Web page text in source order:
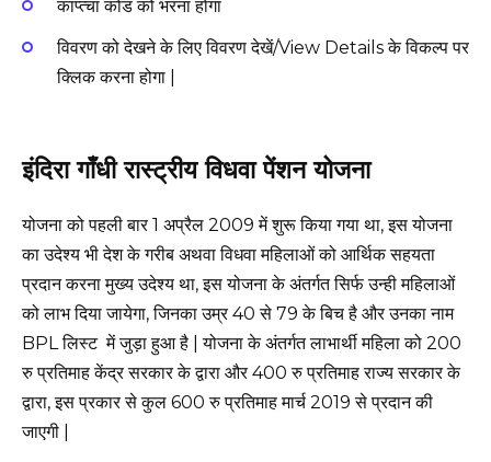
काप्त्चा कोड को भरना होगा
विवरण को देखने के लिए विवरण देखें/View Details के विकल्प पर
क्लिक करना होगा |
इंदिरा गाँधी रास्ट्रीय विधवा पेंशन योजना
योजना को पहली बार 1 अप्रैल 2009 में शुरू किया गया था, इस योजना
का उदेश्य भी देश के गरीब अथवा विधवा महिलाओं को आर्थिक सहयता
प्रदान करना मुख्य उदेश्य था, इस योजना के अंतर्गत सिर्फ उन्ही महिलाओं
को लाभ दिया जायेगा, जिनका उम्र 40 से 79 के बिच है और उनका नाम
BPL लिस्ट में जुड़ा हुआ है | योजना के अंतर्गत लाभार्थी महिला को 200
रु प्रतिमाह केंद्र सरकार के द्वारा और 400 रु प्रतिमाह राज्य सरकार के
द्वारा, इस प्रकार से कुल 600 रु प्रतिमाह मार्च 2019 से प्रदान की
जाएगी |